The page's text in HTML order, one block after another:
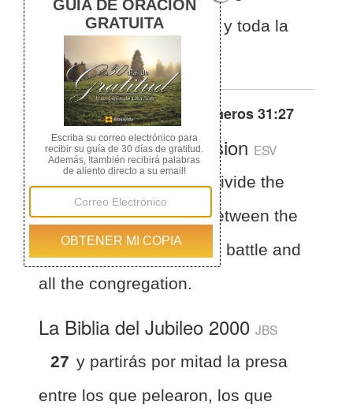
que salieron a la batalla y toda la
congregación.
Otras traducciones de Números 31:27
English Standard Version ESV
Numbers 31:27 and divide the
plunder into two parts between the
warriors who went out to battle and
all the congregation.
La Biblia del Jubileo 2000 JBS
27 y partirás por mitad la presa
entre los que pelearon, los que